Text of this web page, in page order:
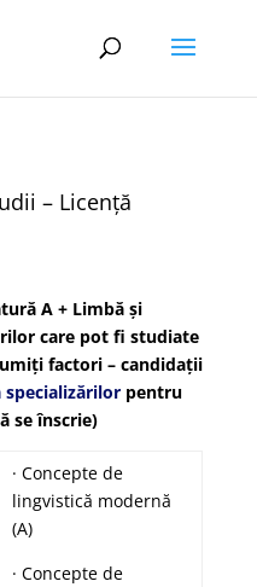
– Licență
A + Limbă și
care pot fi studiate
factori – candidații
specializărilorpentru
se înscrie)
· Concepte de
lingvistică modernă
(A)
· Concepte de